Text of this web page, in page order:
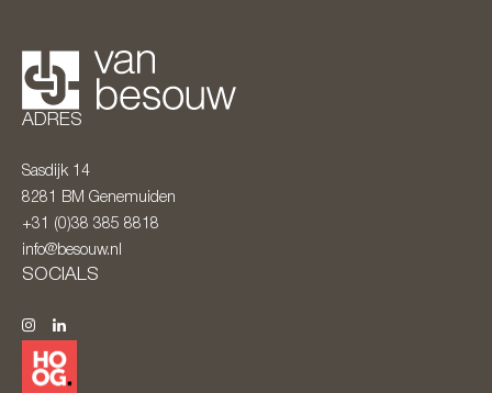
ADRES
Sasdijk 14
8281 BM Genemuiden
+31 (0)38 385 8818
info@besouw.nl
SOCIALS